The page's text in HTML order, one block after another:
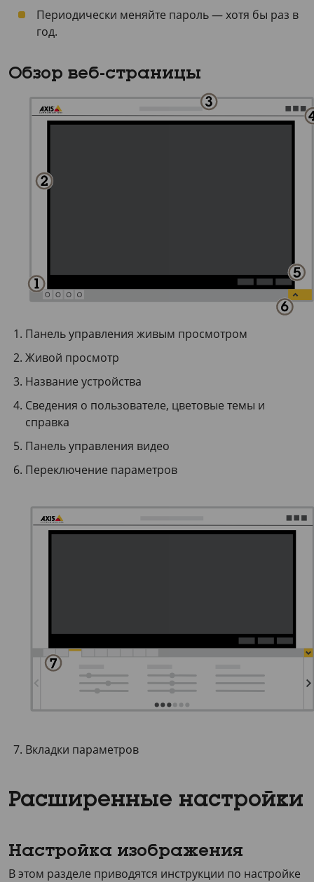
Периодически меняйте пароль — хотя бы раз в
год.
Обзор веб-страницы
Панель управления живым просмотром
Живой просмотр
Название устройства
Сведения о пользователе, цветовые темы и
справка
Панель управления видео
Переключение параметров
Вкладки параметров
Расширенные настройки
Настройка изображения
В этом разделе приводятся инструкции по настройке